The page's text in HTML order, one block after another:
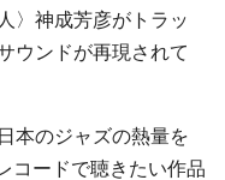
〉神成芳彦がトラッ
ウンドが再現されて
本のジャズの熱量を
コードで聴きたい作品